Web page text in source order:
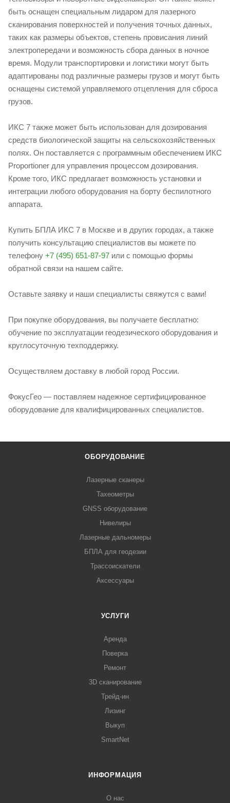
быть оснащен специальным лидаром для лазерного
сканирования поверхностей и получения точных данных,
таких как размеры объектов, степень провисания линий
электропередачи и возможность сбора данных в ночное
время. Модули транспортировки и логистики могут быть
адаптированы под различные размеры грузов и могут быть
оснащены системой управляемого отцепления для сброса
грузов.
ИКС 7 также может быть использован для дозирования
средств биологической защиты на сельскохозяйственных
полях. Он поставляется с программным обеспечением ИКС
Proportioner для управления процессом дозирования.
Кроме того, ИКС предлагает возможность установки и
интеграции любого оборудования на борту беспилотного
аппарата.
Купить БПЛА ИКС 7 в Москве и в других городах, а также
получить консультацию специалистов вы можете по
телефону +7 (495) 651-87-97 или с помощью формы
обратной связи на нашем сайте.
Оставьте заявку и наши специалисты свяжутся с вами!
При покупке оборудования, вы получаете бесплатно:
обучение по эксплуатации геодезического оборудования и
круглосуточную техподдержку.
Осуществляем доставку в любой город России.
ФокусГео — поставляем надежное сертифицированное
оборудование для квалифицированных специалистов.
ОБОРУДОВАНИЕ
Лазерные сканеры
Тахеометры
GNSS оборудование
Нивелиры
Лазерные дальномеры
БПЛА для геодезии
Трассоискатели
Аксессуары
УСЛУГИ
Аренда
Поверка
Ремонт
3D сканирование
Трейд-ин
Лизинг
Выкуп
SmartNet
ИНФОРМАЦИЯ
О нас